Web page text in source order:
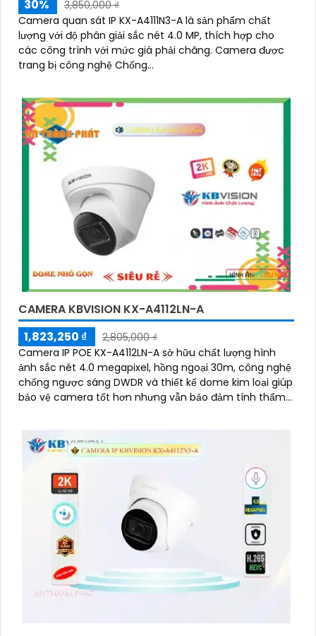
30%
3,850,000 ₫
Camera quan sát IP KX-A4111N3-A là sản phẩm chất
lượng với độ phân giải sắc nét 4.0 MP, thích hợp cho
các công trình với mức giá phải chăng. Camera được
trang bị công nghệ Chống...
CAMERA KBVISION KX-A4112LN-A
1,823,250 ₫
2,805,000 ₫
Camera IP POE KX-A4112LN-A sở hữu chất lượng hình
ảnh sắc nét 4.0 megapixel, hồng ngoại 30m, công nghệ
chống ngược sáng DWDR và thiết kế dome kim loại giúp
bảo vệ camera tốt hơn nhưng vẫn bảo đảm tính thẩm